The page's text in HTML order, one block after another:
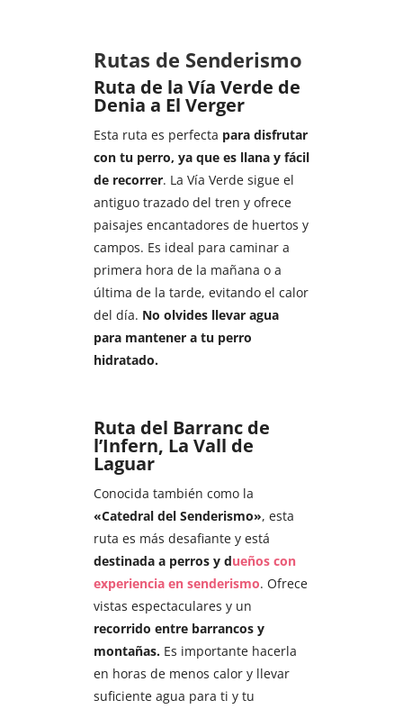
Rutas de Senderismo
Ruta de la Vía Verde de
Denia a El Verger
Esta ruta es perfecta para disfrutar
con tu perro, ya que es llana y fácil
de recorrer. La Vía Verde sigue el
antiguo trazado del tren y ofrece
paisajes encantadores de huertos y
campos. Es ideal para caminar a
primera hora de la mañana o a
última de la tarde, evitando el calor
del día. No olvides llevar agua
para mantener a tu perro
hidratado.
Ruta del Barranc de
l’Infern, La Vall de
Laguar
Conocida también como la
«Catedral del Senderismo», esta
ruta es más desafiante y está
destinada a perros y dueños con
experiencia en senderismo. Ofrece
vistas espectaculares y un
recorrido entre barrancos y
montañas.Es importante hacerla
en horas de menos calor y llevar
suficiente agua para ti y tu